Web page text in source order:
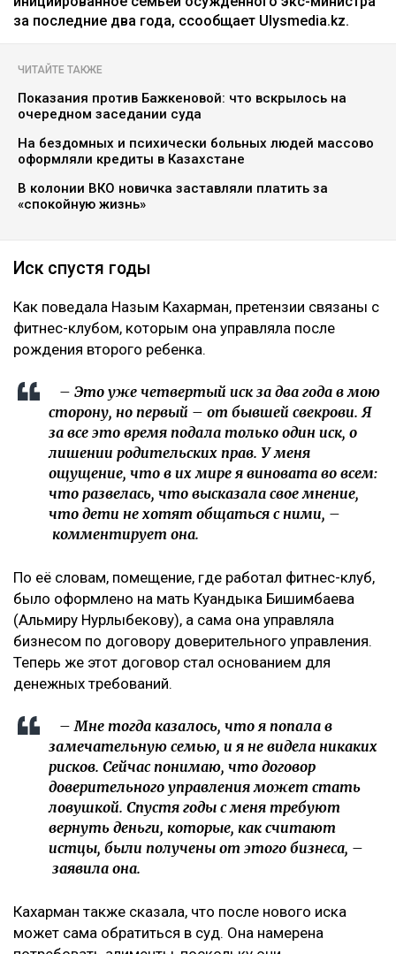
за последние два года, ссообщает Ulysmedia.kz.
ЧИТАЙТЕ ТАКЖЕ
Показания против Бажкеновой: что вскрылось на
очередном заседании суда
На бездомных и психически больных людей массово
оформляли кредиты в Казахстане
В колонии ВКО новичка заставляли платить за
«спокойную жизнь»
Иск спустя годы
Как поведала Назым Кахарман, претензии связаны с
фитнес-клубом, которым она управляла после
рождения второго ребенка.
– Это уже четвертый иск за два года в мою
сторону, но первый – от бывшей свекрови. Я
за все это время подала только один иск, о
лишении родительских прав. У меня
ощущение, что в их мире я виновата во всем:
что развелась, что высказала свое мнение,
что дети не хотят общаться с ними, –
комментирует она.
По её словам, помещение, где работал фитнес-клуб,
было оформлено на мать Куандыка Бишимбаева
(Альмиру Нурлыбекову), а сама она управляла
бизнесом по договору доверительного управления.
Теперь же этот договор стал основанием для
денежных требований.
– Мне тогда казалось, что я попала в
замечательную семью, и я не видела никаких
рисков. Сейчас понимаю, что договор
доверительного управления может стать
ловушкой. Спустя годы с меня требуют
вернуть деньги, которые, как считают
истцы, были получены от этого бизнеса, –
заявила она.
Кахарман также сказала, что после нового иска
может сама обратиться в суд. Она намерена